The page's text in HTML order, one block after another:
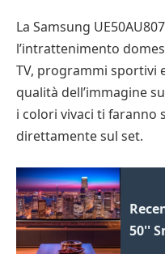
La Samsung
l’intrattenimento
TV, programmi sportivi
qualità dell’immagine
i colori vivaci ti faranno
direttamente sul set.
50''